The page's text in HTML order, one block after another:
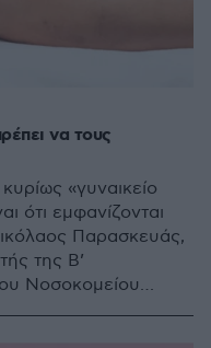
να τους
«γυναικείο
ότι εμφανίζονται
Παρασκευάς,
της Β’
Νοσοκομείου